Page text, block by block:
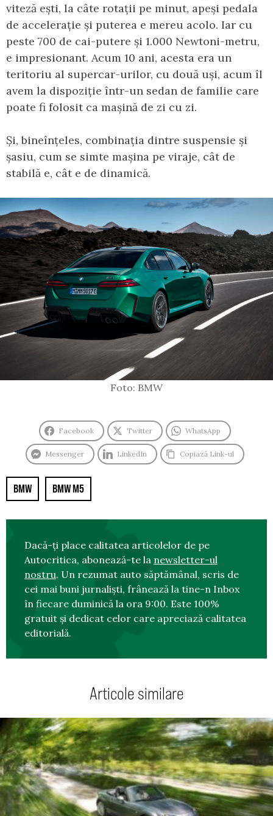
viteză ești, la câte rotații pe minut, apeși pedala
de accelerație și puterea e mereu acolo. Iar cu
peste 700 de cai-putere și 1.000 Newtoni-metru,
e impresionant. Acum 10 ani, acesta era un
teritoriu al supercar-urilor, cu două uși, acum îl
avem la dispoziție într-un sedan de familie care
poate fi folosit ca mașină de zi cu zi.
Și, bineînțeles, combinația dintre suspensie și
șasiu, cum se simte mașina pe viraje, cât de
stabilă e, cât e de dinamică.
Foto: BMW
Facebook Twitter WhatsApp
Messenger LinkedIn Copiază Link-ul
BMW BMW M5
Dacă-ți place calitatea articolelor de pe
Autocritica, abonează-te la newsletter-ul
nostru. Un rezumat auto săptămânal, scris de
cei mai buni jurnaliști, frânează la tine-n Inbox
în fiecare duminică la ora 9:00. Este 100%
gratuit și dedicat celor care apreciază calitatea
editorială.
Articole similare